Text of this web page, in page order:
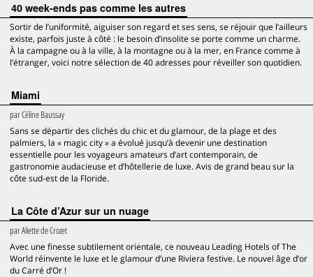
40 week-ends pas comme les autres
Sortir de l’uniformité, aiguiser son regard et ses sens, se réjouir que l’ailleurs
existe, parfois juste à côté : le besoin d’insolite se porte comme un charme.
À la campagne ou à la ville, à la montagne ou à la mer, en France comme à
l’étranger, voici notre sélection de 40 adresses pour réveiller son quotidien.
Miami
parCéline Baussay
Sans se départir des clichés du chic et du glamour, de la plage et des
palmiers, la « magic city » a évolué jusqu’à devenir une destination
essentielle pour les voyageurs amateurs d’art contemporain, de
gastronomie audacieuse et d’hôtellerie de luxe. Avis de grand beau sur la
côte sud-est de la Floride.
La Côte d’Azur sur un nuage
parAliette de Crozet
Avec une finesse subtilement orientale, ce nouveau Leading Hotels of The
World réinvente le luxe et le glamour d’une Riviera festive. Le nouvel âge d’or
du Carré d’Or !